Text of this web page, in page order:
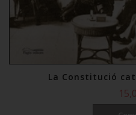
La Constitució